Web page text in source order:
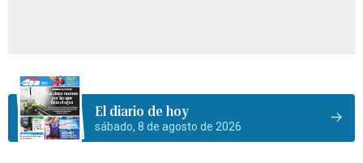
El diario de hoy
sábado, 8 de agosto de 2026